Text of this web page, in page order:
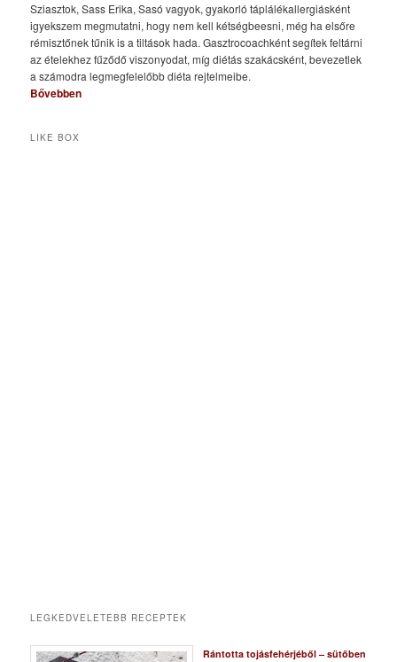
Sziasztok, Sass Erika, Sasó vagyok, gyakorló táplálékallergiásként
igyekszem megmutatni, hogy nem kell kétségbeesni, még ha elsőre
rémisztőnek tűnik is a tiltások hada. Gasztrocoachként segítek feltárni
az ételekhez fűződő viszonyodat, míg diétás szakácsként, bevezetlek
a számodra legmegfelelőbb diéta rejtelmeibe.
Bővebben
LIKE BOX
LEGKEDVELETEBB RECEPTEK
Rántotta tojásfehérjéből – sütőben